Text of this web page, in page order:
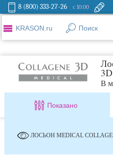
8 (800) 333-27-26 с 10:00
KRASON.ru Поиск
3D
В
Показано
ЛОСЬОН MEDICAL